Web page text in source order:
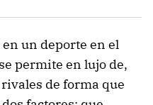
un deporte en el
permite en lujo de,
de forma que